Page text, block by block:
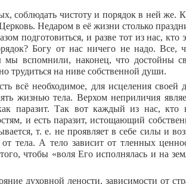
соблюдать чистоту и порядок в ней же.
Недаром в её жизни столько
подготовиться, и разве тот из нас, кто
Богу от нас ничего не надо. Все,
мы вспомнили, наконец, что достойны
трудиться на ниве собственной души.
всё необходимое, для исцеления своей
жизнью тела. Верхом неприличия
паразит. Так вот каждый из нас, кто
и есть паразит, истощающий
т. е. не проявляет в себе силы и
тела. А тело зависит от тленных
чтобы «воля Его исполнялась и на
духовной лености, зависимости от